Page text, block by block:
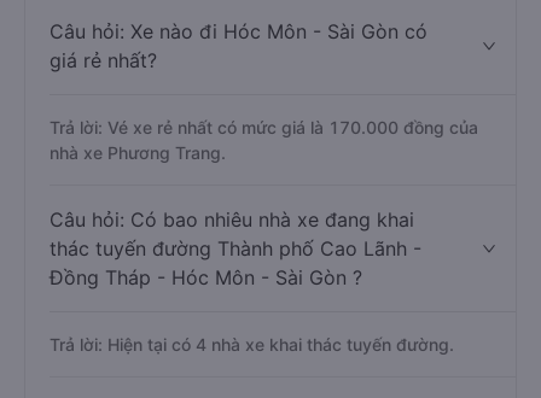
Câu hỏi: Xe nào đi Hóc Môn - Sài Gòn có
giá rẻ nhất?
Trả lời: Vé xe rẻ nhất có mức giá là 170.000 đồng của
nhà xe Phương Trang.
Câu hỏi: Có bao nhiêu nhà xe đang khai
thác tuyến đường Thành phố Cao Lãnh -
Đồng Tháp - Hóc Môn - Sài Gòn ?
Trả lời: Hiện tại có 4 nhà xe khai thác tuyến đường.